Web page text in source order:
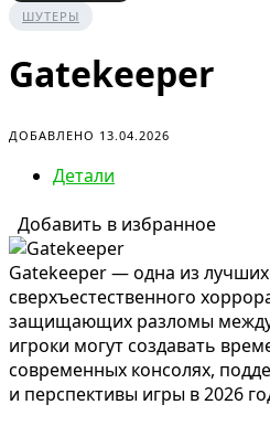
ШУТЕРЫ
Gatekeeper
ДОБАВЛЕНО 13.04.2026
Детали
Добавить в избранное
Gatekeeper — одна из
сверхъестественного
защищающих разломы между
игроки могут создавать
современных консолях,
и перспективы игры в 2026